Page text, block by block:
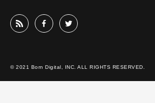
© 2021 Born Digital, INC. ALL RIGHTS RESERVED.